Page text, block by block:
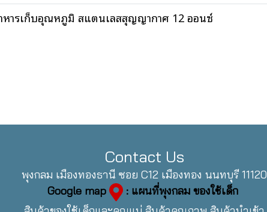
หารเก็บอุณหภูมิ สแตนเลสสุญญากาศ 12 ออนซ์
Contact Us
พุงกลม เมืองทองธานี ซอย C12 เมืองทอง นนทบุรี 11120
Google map
: แผนที่พุงกลม ของใช้เด็ก